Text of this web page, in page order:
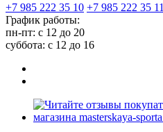
+7 985 222 35 10 +7 985 222 35 11
График работы:
пн-пт: с 12 до 20
суббота: c 12 до 16